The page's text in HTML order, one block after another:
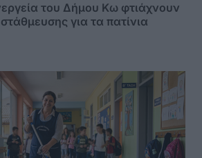
του Δήμου Κω φτιάχνουν
στάθμευσης για τα πατίνια